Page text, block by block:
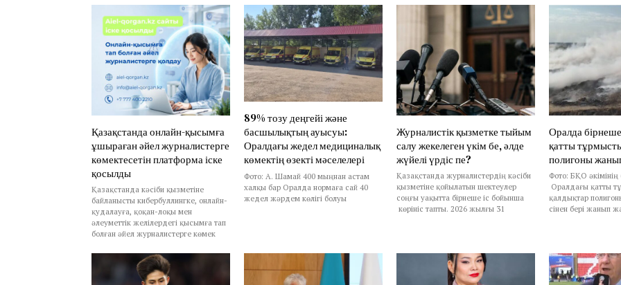
Қазақстанда онлайн-қысымға
ұшыраған әйел журналистерге
көмектесетін платформа іске
қосылды
Қазақстанда кәсіби қызметіне
байланысты кибербуллингке, онлайн-
қудалауға, қоқан-лоқы мен
әлеуметтік желілердегі қысымға тап
болған әйел журналистерге көмек
89% тозу деңгейі және
басшылықтың ауысуы:
Оралдағы жедел медициналық
көмектің өзекті мәселелері
Фото: А. Шамай 400 мыңнан астам
халқы бар Оралда нормаға сай 40
жедел жәрдем көлігі болуы
Журналистік қызметке тыйым
салу жекелеген үкім бе, әлде
жүйелі үрдіс пе?
Қазақстанда журналистердің кәсіби
қызметіне қойылатын шектеулер
соңғы уақытта бірнеше іс бойынша
көрініс тапты. 2026 жылғы 31
Оралда
қатты
полигоны
Фото: БҚО
Оралдағы қатты
қалдықтар
сінен бері жанып